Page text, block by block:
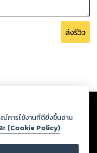
ส่งรีวิว
ะปรากฏว่าละเมิดสิทธิใน
มายและศีลธรรม ดังนั้น ผู้อ่าน
ยตนเอง และหากท่านพบว่าส่วน
งมายังบริษัท เพื่อทีมงานจะได้
นลิขสิทธิ์ตามพระราชบัญญัติ
การใช้งานที่ดียิ่งขึ้นอ่าน
(Cookie Policy)